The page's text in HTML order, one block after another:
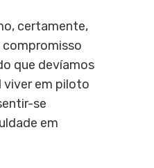
certamente,
compromisso
que devíamos
viver em piloto
se
em